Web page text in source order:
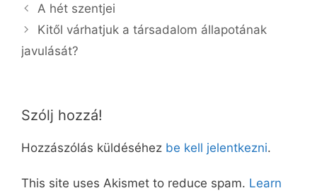
A hét szentjei
Kitől várhatjuk a társadalom állapotának
javulását?
Szólj hozzá!
Hozzászólás küldéséhez be kell jelentkezni.
This site uses Akismet to reduce spam. Learn